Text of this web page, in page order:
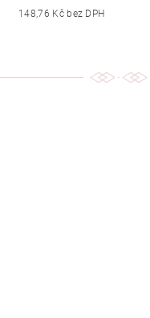
148,76 Kč bez DPH